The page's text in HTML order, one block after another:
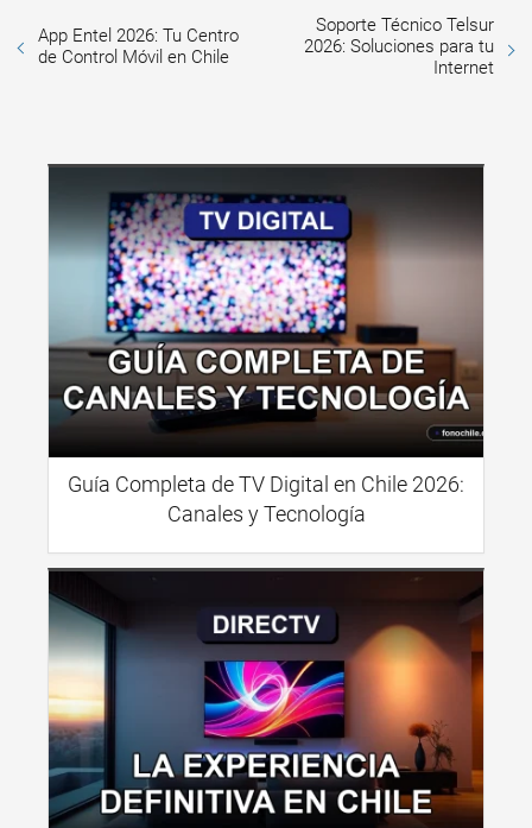
App Entel 2026: Tu Centro
de Control Móvil en Chile
Soporte Técnico Telsur
2026: Soluciones para tu
Internet
Guía Completa de TV Digital en Chile 2026:
Canales y Tecnología